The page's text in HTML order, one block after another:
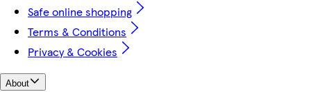
Safe online shopping
Terms & Conditions
Privacy & Cookies
About